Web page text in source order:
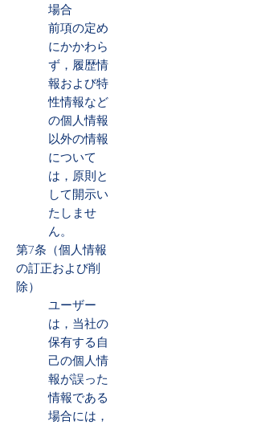
場合
前項の定め
にかかわら
ず，履歴情
報および特
性情報など
の個人情報
以外の情報
について
は，原則と
して開示い
たしませ
ん。
第7条（個人情報
の訂正および削
除）
ユーザー
は，当社の
保有する自
己の個人情
報が誤った
情報である
場合には，